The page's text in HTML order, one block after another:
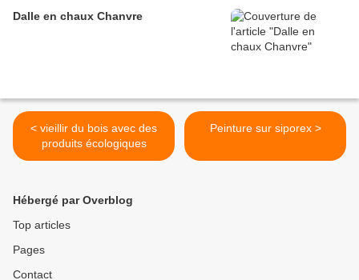
Dalle en chaux Chanvre
< vieillir du bois avec des
produits écologiques
Peinture sur siporex >
Hébergé par Overblog
Top articles
Pages
Contact